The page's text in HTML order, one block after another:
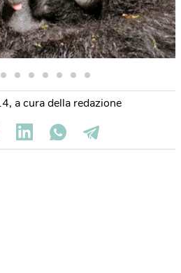
, a cura della redazione